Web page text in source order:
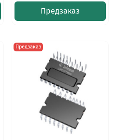
Предзаказ
Предзаказ